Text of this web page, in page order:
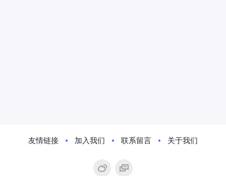
友情链接 加入我们 联系留言 关于我们